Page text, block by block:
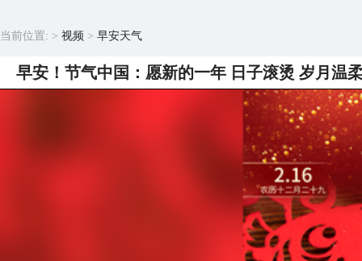
当前位置: > 视频 > 早安天气
早安！节气中国：愿新的一年 日子滚烫 岁月温